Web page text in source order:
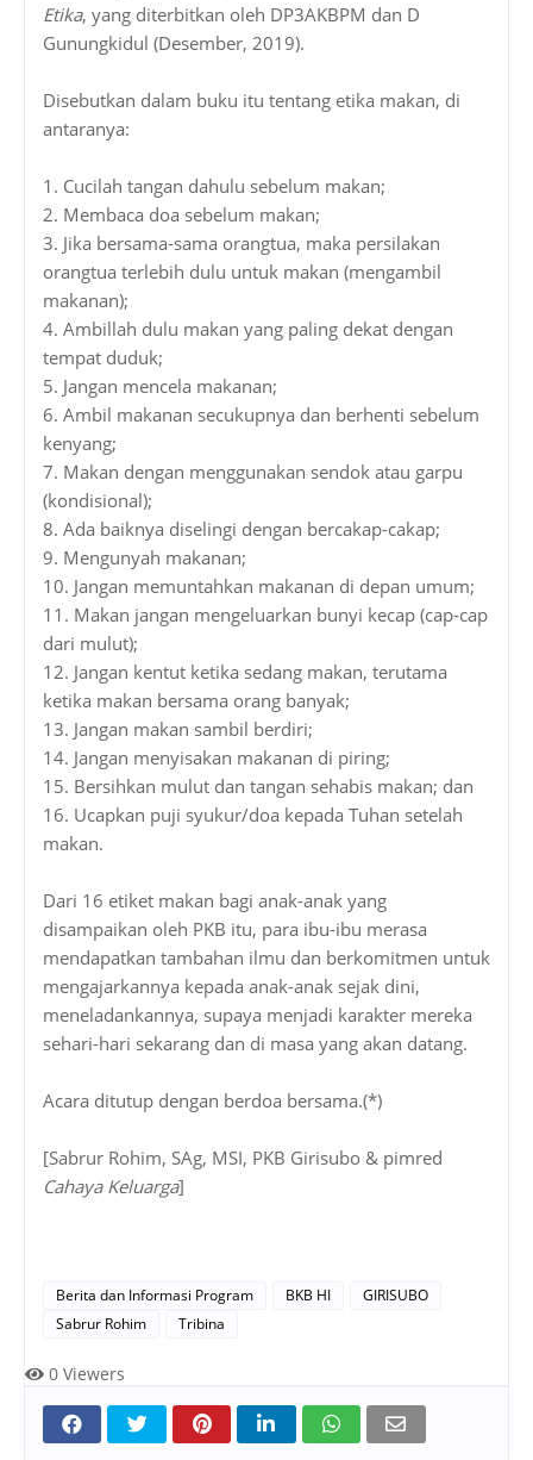
Etika, yang diterbitkan oleh DP3AKBPM dan D
Gunungkidul (Desember, 2019).
Disebutkan dalam buku itu tentang etika makan, di
antaranya:
1. Cucilah tangan dahulu sebelum makan;
2. Membaca doa sebelum makan;
3. Jika bersama-sama orangtua, maka persilakan
orangtua terlebih dulu untuk makan (mengambil
makanan);
4. Ambillah dulu makan yang paling dekat dengan
tempat duduk;
5. Jangan mencela makanan;
6. Ambil makanan secukupnya dan berhenti sebelum
kenyang;
7. Makan dengan menggunakan sendok atau garpu
(kondisional);
8. Ada baiknya diselingi dengan bercakap-cakap;
9. Mengunyah makanan;
10. Jangan memuntahkan makanan di depan umum;
11. Makan jangan mengeluarkan bunyi kecap (cap-cap
dari mulut);
12. Jangan kentut ketika sedang makan, terutama
ketika makan bersama orang banyak;
13. Jangan makan sambil berdiri;
14. Jangan menyisakan makanan di piring;
15. Bersihkan mulut dan tangan sehabis makan; dan
16. Ucapkan puji syukur/doa kepada Tuhan setelah
makan.
Dari 16 etiket makan bagi anak-anak yang
disampaikan oleh PKB itu, para ibu-ibu merasa
mendapatkan tambahan ilmu dan berkomitmen untuk
mengajarkannya kepada anak-anak sejak dini,
meneladankannya, supaya menjadi karakter mereka
sehari-hari sekarang dan di masa yang akan datang.
Acara ditutup dengan berdoa bersama.(*)
[Sabrur Rohim, SAg, MSI, PKB Girisubo & pimred
Cahaya Keluarga]
Berita dan Informasi Program BKB HI
GIRISUBO
Sabrur Rohim
Tribina
0 Viewers